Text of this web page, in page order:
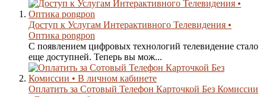
Доступ к Услугам Интерактивного Телевидения •
Оптика pongpon
С появлением цифровых технологий телевидение стало
еще доступней. Теперь вы мож...
Оплатить за Сотовый Телефон Карточкой Без Комиссии